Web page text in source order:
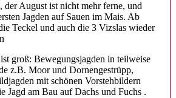
der August ist nicht mehr ferne, und
Jagden auf Sauen im Mais. Ab
Teckel und auch die 3 Vizslas wieder
groß: Bewegungsjagden in teilweise
z.B. Moor und Dornengestrüpp,
mit schönen Vorstehbildern
Jagd am Bau auf Dachs und Fuchs .